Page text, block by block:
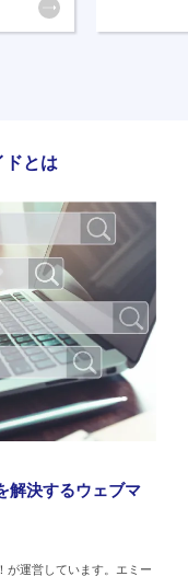
ドとは
解決するウェブマ
が運営しています。エミー